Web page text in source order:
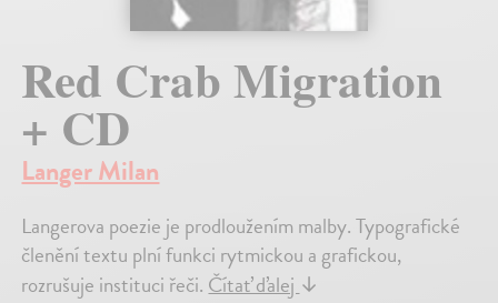
Red Crab Migration
+ CD
Langer Milan
Langerova poezie je prodloužením malby. Typografické
členění textu plní funkci rytmickou a grafickou,
rozrušuje instituci řeči.Čítať ďalej↓